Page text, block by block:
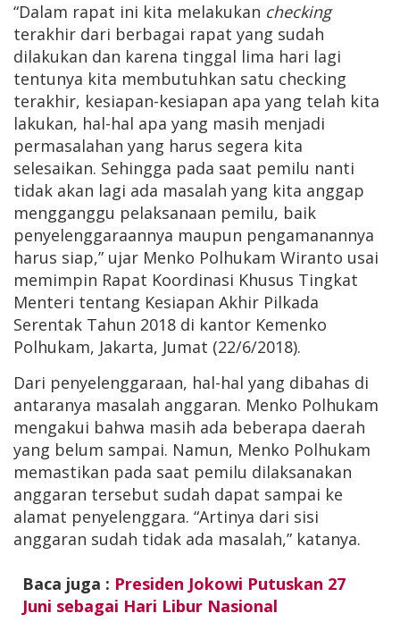
“Dalam rapat ini kita melakukan checking
terakhir dari berbagai rapat yang sudah
dilakukan dan karena tinggal lima hari lagi
tentunya kita membutuhkan satu checking
terakhir, kesiapan-kesiapan apa yang telah kita
lakukan, hal-hal apa yang masih menjadi
permasalahan yang harus segera kita
selesaikan. Sehingga pada saat pemilu nanti
tidak akan lagi ada masalah yang kita anggap
mengganggu pelaksanaan pemilu, baik
penyelenggaraannya maupun pengamanannya
harus siap,” ujar Menko Polhukam Wiranto usai
memimpin Rapat Koordinasi Khusus Tingkat
Menteri tentang Kesiapan Akhir Pilkada
Serentak Tahun 2018 di kantor Kemenko
Polhukam, Jakarta, Jumat (22/6/2018).
Dari penyelenggaraan, hal-hal yang dibahas di
antaranya masalah anggaran. Menko Polhukam
mengakui bahwa masih ada beberapa daerah
yang belum sampai. Namun, Menko Polhukam
memastikan pada saat pemilu dilaksanakan
anggaran tersebut sudah dapat sampai ke
alamat penyelenggara. “Artinya dari sisi
anggaran sudah tidak ada masalah,” katanya.
Baca juga : Presiden Jokowi Putuskan 27
Juni sebagai Hari Libur Nasional